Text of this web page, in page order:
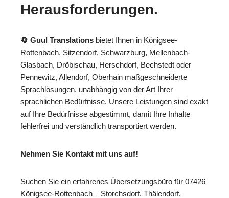
Herausforderungen.
🔄 Guul Translations bietet Ihnen in Königsee-
Rottenbach, Sitzendorf, Schwarzburg, Mellenbach-
Glasbach, Dröbischau, Herschdorf, Bechstedt oder
Pennewitz, Allendorf, Oberhain maßgeschneiderte
Sprachlösungen, unabhängig von der Art Ihrer
sprachlichen Bedürfnisse. Unsere Leistungen sind exakt
auf Ihre Bedürfnisse abgestimmt, damit Ihre Inhalte
fehlerfrei und verständlich transportiert werden.
Nehmen Sie Kontakt mit uns auf!
Suchen Sie ein erfahrenes Übersetzungsbüro für 07426
Königsee-Rottenbach – Storchsdorf, Thälendorf,